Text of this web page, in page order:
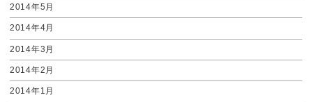
2014年5月
2014年4月
2014年3月
2014年2月
2014年1月